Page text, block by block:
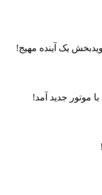
موتور جدید آمد!